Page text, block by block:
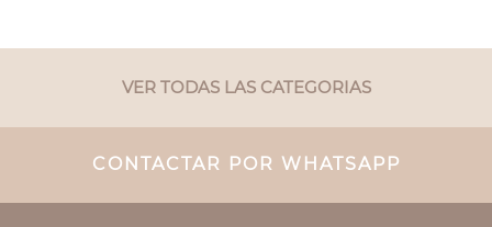
VER TODAS LAS CATEGORIAS
CONTACTAR POR WHATSAPP